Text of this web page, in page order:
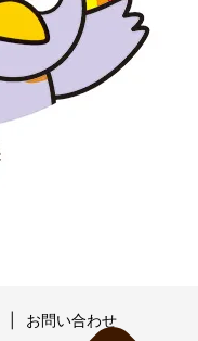
お問い合わせ